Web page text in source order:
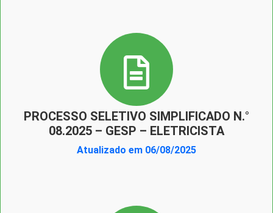
PROCESSO SELETIVO SIMPLIFICADO N.°
08.2025 – GESP – ELETRICISTA
Atualizado em 06/08/2025